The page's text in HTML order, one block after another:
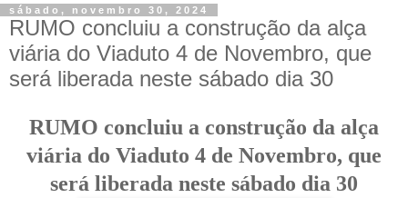
sábado, novembro 30, 2024
RUMO concluiu a construção da alça
viária do Viaduto 4 de Novembro, que
será liberada neste sábado dia 30
RUMO concluiu a construção da alça
viária do Viaduto 4 de Novembro, que
será liberada neste sábado dia 30